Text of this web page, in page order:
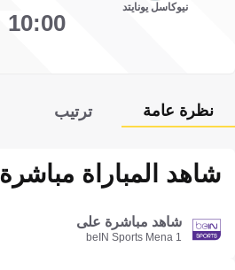
نيوكاسل يونايتد
10:00
نظرة عامة ترتيب
شاهد المباراة مباشرة
شاهد مباشرة على
beIN Sports Mena 1